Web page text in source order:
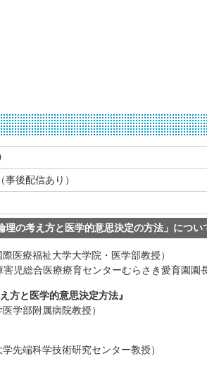
後配信あり）
の考え方と医学的意思決定の方法」につい
医療福祉大学大学院・医学部教授）
児総合医療療育センターむらさき愛育園園
方と医学的意思決定方法』
学部附属病院教授）
先端科学技術研究センター教授）